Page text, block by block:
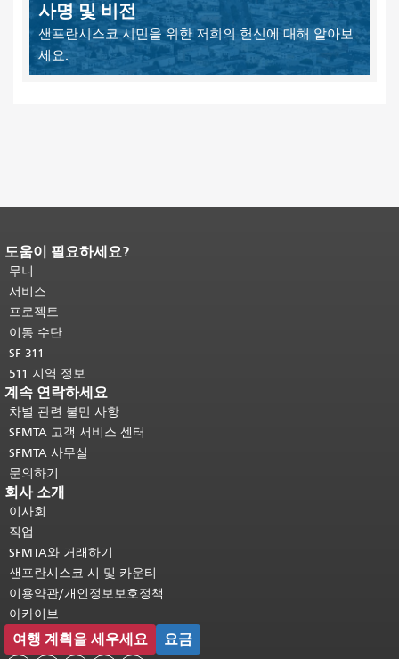
사명 및 비전
샌프란시스코 시민을 위한 저희의 헌신에 대해 알아보
세요.
페이지 내용 끝입니다.이 페이지의 나
머지 내용은 모든 페이지에 반복됩니
다.메인 콘텐츠 상단으로 돌아가려면
여기를 클릭하십시오
도움이 필요하세요?
무니
서비스
프로젝트
이동 수단
SF 311
511 지역 정보
계속 연락하세요
차별 관련 불만 사항
SFMTA 고객 서비스 센터
SFMTA 사무실
문의하기
회사 소개
이사회
직업
SFMTA와 거래하기
샌프란시스코 시 및 카운티
이용약관/개인정보보호정책
아카이브
여행 계획을 세우세요 요금